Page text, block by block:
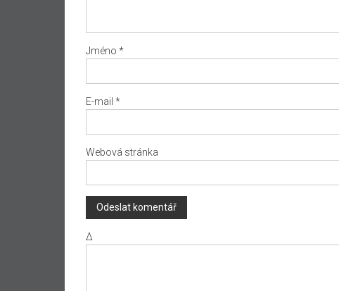
Jméno *
E-mail *
Webová stránka
Δ